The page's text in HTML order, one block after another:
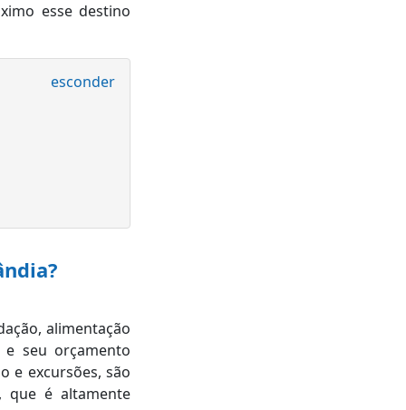
esse destino
esconder
alimentação
seu orçamento
e excursões, são
que é altamente